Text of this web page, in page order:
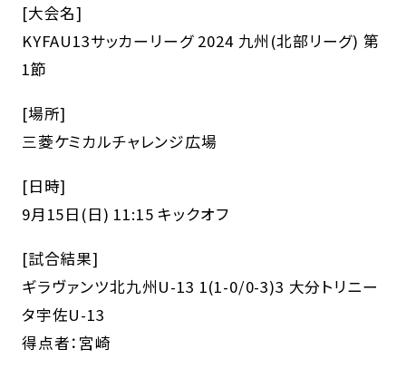
[大会名]
KYFAU13サッカーリーグ 2024 九州(北部リーグ) 第
1節
[場所]
三菱ケミカルチャレンジ広場
[日時]
9月15日(日) 11:15 キックオフ
[試合結果]
ギラヴァンツ北九州U-13 1(1-0/0-3)3 大分トリニー
タ宇佐U-13
得点者：宮崎